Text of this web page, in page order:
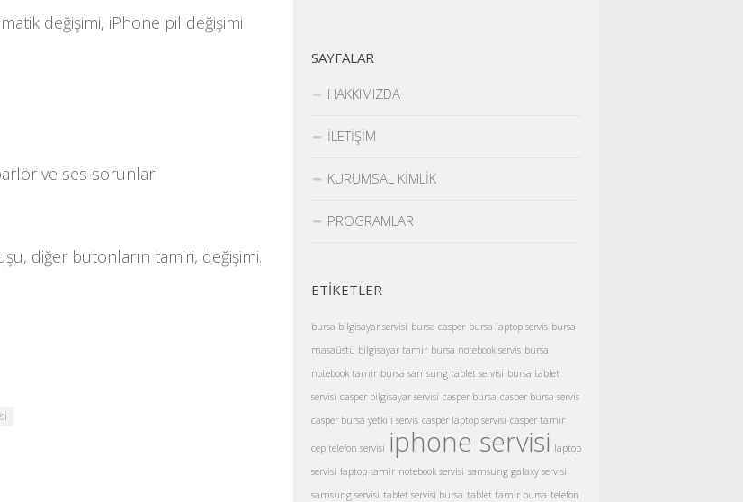
değişimi, iPhone pil değişimi
ve ses sorunları
diğer butonların tamiri, değişimi.
SAYFALAR
HAKKIMIZDA
İLETİŞİM
KURUMSAL KİMLİK
PROGRAMLAR
ETİKETLER
bursa bilgisayar servisi bursa casper bursa laptop servis bursa
masaüstü bilgisayar tamir bursa notebook servis bursa
notebook tamir bursa samsung tablet servisi bursa tablet
servisi casper bilgisayar servisi casper bursa casper bursa servis
casper bursa yetkili servis casper laptop servisi casper tamir
cep telefon servisi iphone servisi laptop
servisi laptop tamir notebook servisi samsung galaxy servisi
samsung servisi tablet servisi bursa tablet tamir bursa telefon